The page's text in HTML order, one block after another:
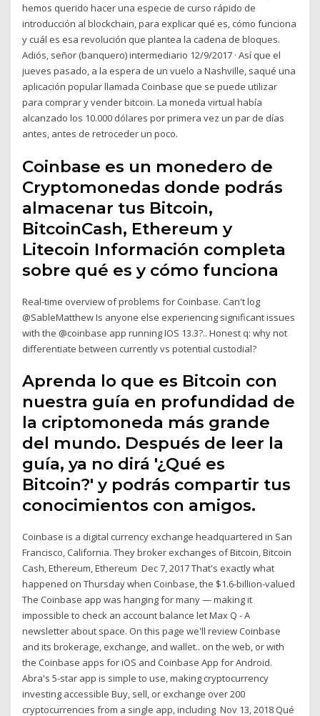
hemos querido hacer una especie de curso rápido de
introducción al blockchain, para explicar qué es, cómo funciona
y cuál es esa revolución que plantea la cadena de bloques.
Adiós, señor (banquero) intermediario 12/9/2017 · Así que el
jueves pasado, a la espera de un vuelo a Nashville, saqué una
aplicación popular llamada Coinbase que se puede utilizar
para comprar y vender bitcoin. La moneda virtual había
alcanzado los 10.000 dólares por primera vez un par de días
antes, antes de retroceder un poco.
Coinbase es un monedero de
Cryptomonedas donde podrás
almacenar tus Bitcoin,
BitcoinCash, Ethereum y
Litecoin Información completa
sobre qué es y cómo funciona
Real-time overview of problems for Coinbase. Can't log
@SableMatthew Is anyone else experiencing significant issues
with the @coinbase app running IOS 13.3?.. Honest q: why not
differentiate between currently vs potential custodial?
Aprenda lo que es Bitcoin con
nuestra guía en profundidad de
la criptomoneda más grande
del mundo. Después de leer la
guía, ya no dirá '¿Qué es
Bitcoin?' y podrás compartir tus
conocimientos con amigos.
Coinbase is a digital currency exchange headquartered in San
Francisco, California. They broker exchanges of Bitcoin, Bitcoin
Cash, Ethereum, Ethereum Dec 7, 2017 That's exactly what
happened on Thursday when Coinbase, the $1.6-billion-valued
The Coinbase app was hanging for many — making it
impossible to check an account balance let Max Q - A
newsletter about space. On this page we'll review Coinbase
and its brokerage, exchange, and wallet.. on the web, or with
the Coinbase apps for iOS and Coinbase App for Android.
Abra's 5-star app is simple to use, making cryptocurrency
investing accessible Buy, sell, or exchange over 200
cryptocurrencies from a single app, including Nov 13, 2018 Qué